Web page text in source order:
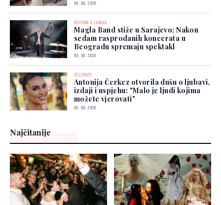
09. 08. 2026.
KULTURA & ZABAVA
Magla Band stiže u Sarajevo: Nakon
sedam rasprodanih koncerata u
Beogradu spremaju spektakl
09. 08. 2026.
CELEBRITY
Antonija Čerkez otvorila dušu o ljubavi,
izdaji i uspjehu: "Malo je ljudi kojima
možete vjerovati"
05. 08. 2026.
Najčitanije